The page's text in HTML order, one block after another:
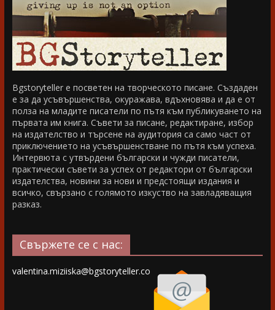
Bgstoryteller е посветен на творческото писане. Създаден
е за да усъвършенства, окуражава, вдъхновява и да е от
полза на младите писатели по пътя към публикуването на
първата им книга. Съвети за писане, редактиране, избор
на издателство и търсене на аудитория са само част от
приключението на усъвършенстване по пътя към успеха.
Интервюта с утвърдени български и чужди писатели,
практически съвети за успех от редактори от български
издателства, новини за нови и предстоящи издания и
всичко, свързано с голямото изкуство на завладяващия
разказ.
Свържете се с нас:
valentina.miziiska@bgstoryteller.co